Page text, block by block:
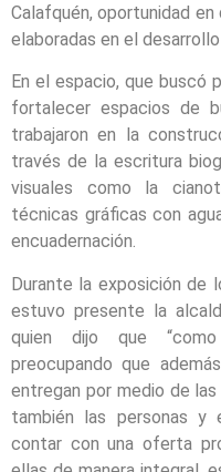
Calafquén, oportunidad
elaboradas en el
En el espacio, que buscó
fortalecer espacios de
trabajaron en la
través de la escritura
visuales como la
técnicas gráficas con
encuadernación.
Durante la exposición de
estuvo presente la
quien dijo que
preocupando que
entregan por medio de
también las personas y
contar con una oferta